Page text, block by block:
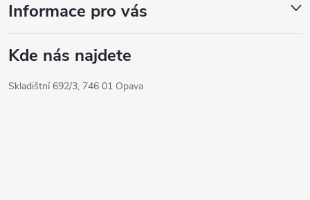
Informace pro vás
Kde nás najdete
Skladištní 692/3, 746 01 Opava